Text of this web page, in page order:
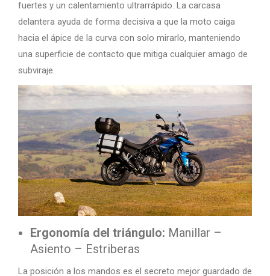
fuertes y un calentamiento ultrarrápido. La carcasa
delantera ayuda de forma decisiva a que la moto caiga
hacia el ápice de la curva con solo mirarlo, manteniendo
una superficie de contacto que mitiga cualquier amago de
subviraje.
Ergonomía del triángulo: Manillar –
Asiento – Estriberas
La posición a los mandos es el secreto mejor guardado de